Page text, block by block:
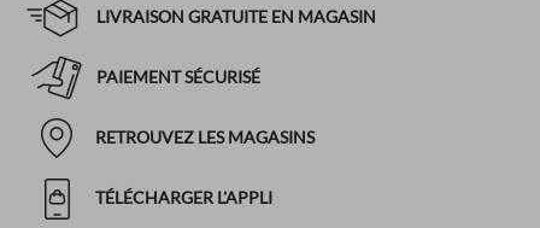
LIVRAISON GRATUITE EN MAGASIN
PAIEMENT SÉCURISÉ
RETROUVEZ LES MAGASINS
TÉLÉCHARGER L'APPLI